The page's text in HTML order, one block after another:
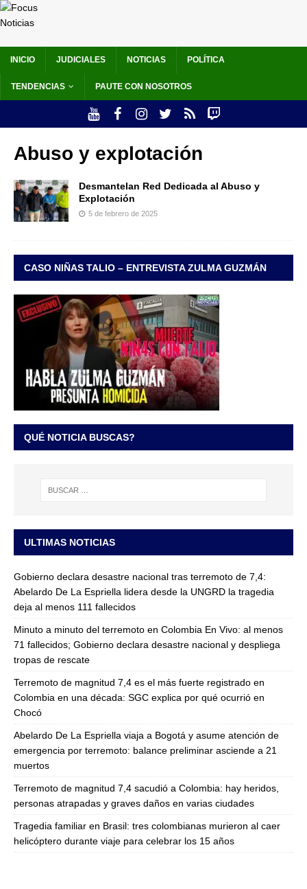
INICIO JUDICIALES NOTICIAS POLÍTICA
TENDENCIAS PAUTE CON NOSOTROS
Abuso y explotación
Desmantelan Red Dedicada al Abuso y
Explotación
5 de febrero de 2025
CASO NIÑAS TALIO – ENTREVISTA ZULMA GUZMÁN
QUÉ NOTICIA BUSCAS?
ULTIMAS NOTICIAS
Gobierno declara desastre nacional tras terremoto de 7,4:
Abelardo De La Espriella lidera desde la UNGRD la tragedia
deja al menos 111 fallecidos
Minuto a minuto del terremoto en Colombia En Vivo: al menos
71 fallecidos; Gobierno declara desastre nacional y despliega
tropas de rescate
Terremoto de magnitud 7,4 es el más fuerte registrado en
Colombia en una década: SGC explica por qué ocurrió en
Chocó
Abelardo De La Espriella viaja a Bogotá y asume atención de
emergencia por terremoto: balance preliminar asciende a 21
muertos
Terremoto de magnitud 7,4 sacudió a Colombia: hay heridos,
personas atrapadas y graves daños en varias ciudades
Tragedia familiar en Brasil: tres colombianas murieron al caer
helicóptero durante viaje para celebrar los 15 años